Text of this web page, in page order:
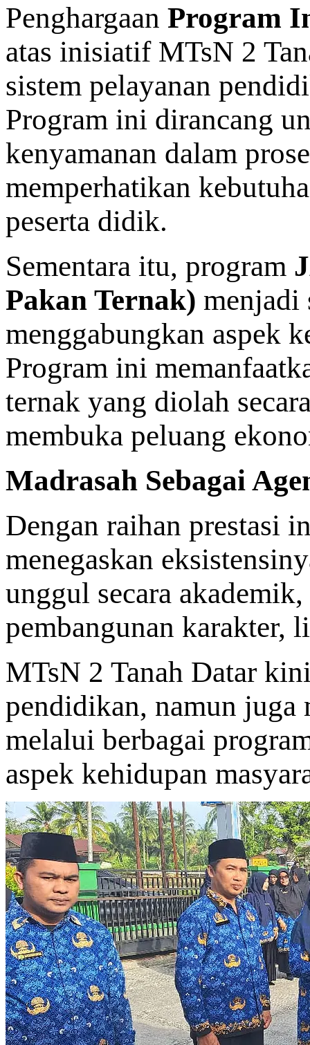
Penghargaan Program
atas inisiatif MTsN 2
sistem pelayanan
Program ini dirancang
kenyamanan dalam
memperhatikan
peserta didik.
Sementara itu, program
Pakan Ternak) menjadi
menggabungkan aspek
Program ini
ternak yang diolah
membuka peluang
Madrasah Sebagai
Dengan raihan prestasi
menegaskan
unggul secara
pembangunan karakter,
MTsN 2 Tanah Datar
pendidikan, namun juga
melalui berbagai
aspek kehidupan